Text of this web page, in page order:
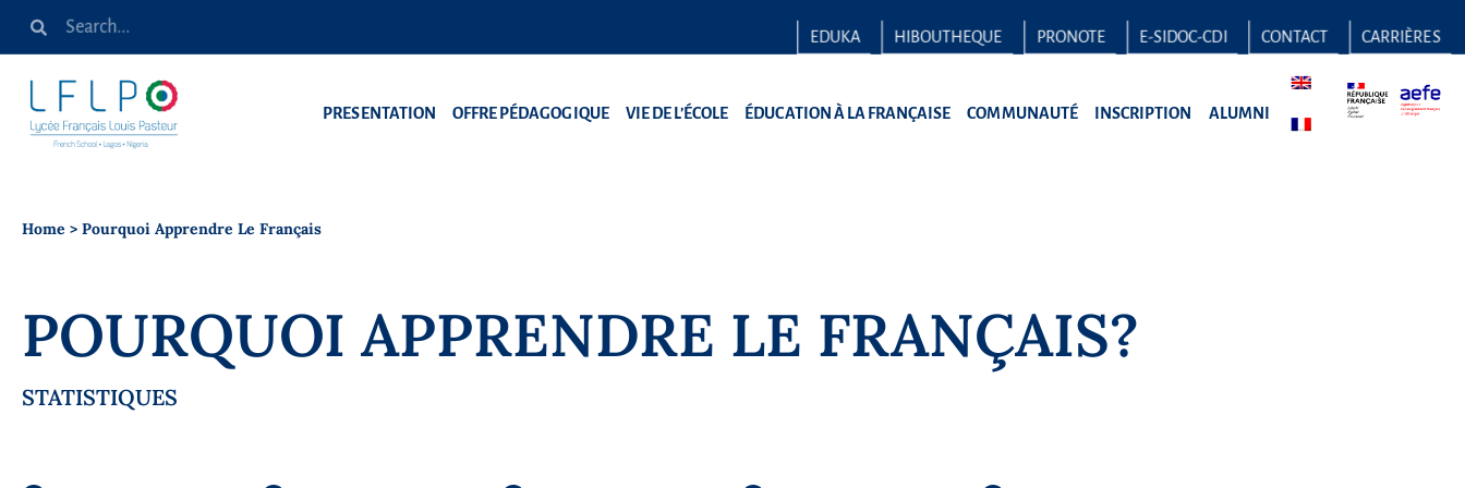
EDUKA HIBOUTHEQUE PRONOTE E-SIDOC-CDI CONTACT CARRIÈRES
PRESENTATION OFFRE PÉDAGOGIQUE VIE DE L’ÉCOLE ÉDUCATION À LA FRANÇAISE COMMUNAUTÉ INSCRIPTION ALUMNI
Home > Pourquoi Apprendre Le Français
POURQUOI APPRENDRE LE FRANÇAIS?
STATISTIQUES